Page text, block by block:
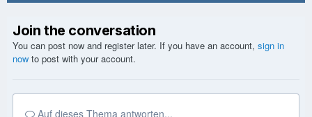
Join the conversation
You can post now and register later. If you have an account, sign in
now to post with your account.
Auf dieses Thema antworten...